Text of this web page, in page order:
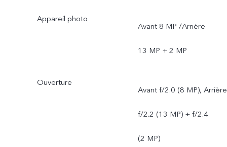
Appareil photo
Avant 8 MP /Arrière
13 MP + 2 MP
Ouverture
Avant f/2.0 (8 MP), Arrière
f/2.2 (13 MP) + f/2.4
(2 MP)